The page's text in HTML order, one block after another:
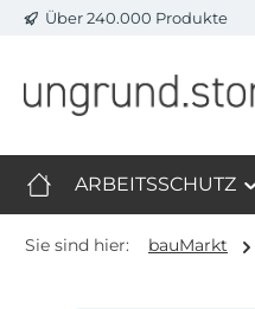
Hauptinhalt springen
Zur Suche springen
Zur Hauptnavigation
Über 240.000 Produkte
ARBEITSSCHUTZ
Sie sind hier: bauMarkt